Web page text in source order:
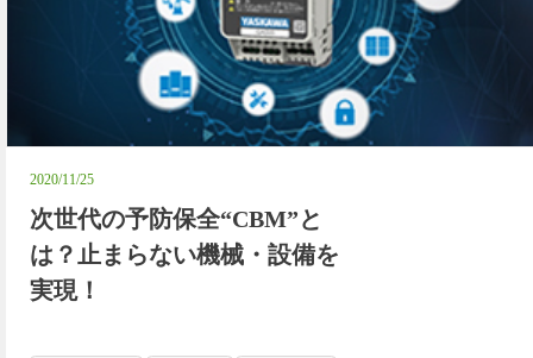
2020/11/25
次世代の予防保全“CBM”と
は？止まらない機械・設備を
実現！